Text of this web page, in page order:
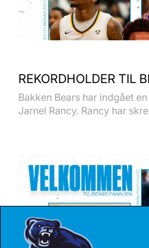
REKORDHOLDER TIL
Bakken Bears har indgået
Jarnel Rancy. Rancy har